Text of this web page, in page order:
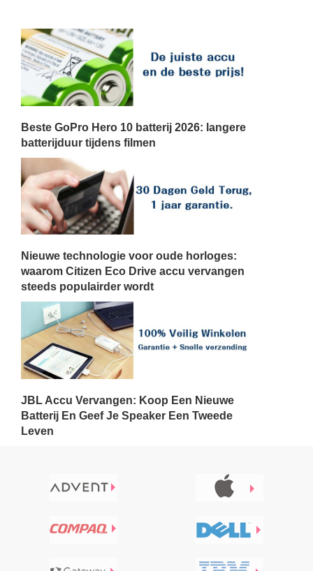
Beste GoPro Hero 10 batterij 2026: langere
batterijduur tijdens filmen
Nieuwe technologie voor oude horloges:
waarom Citizen Eco Drive accu vervangen
steeds populairder wordt
JBL Accu Vervangen: Koop Een Nieuwe
Batterij En Geef Je Speaker Een Tweede
Leven